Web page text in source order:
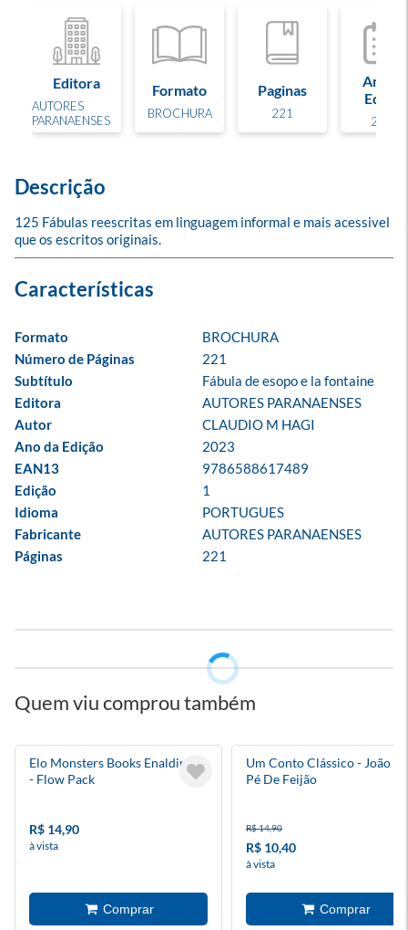
Editora
AUTORES
PARANAENSES
Formato
BROCHURA
Paginas
221
Ano de
Edição
2023
Descrição
125 Fábulas reescritas em linguagem informal e mais acessivel
que os escritos originais.
Formato
BROCHURA
Número de Páginas
221
Subtítulo
Fábula de esopo e la fontaine
Editora
AUTORES PARANAENSES
Autor
CLAUDIO M HAGI
Ano da Edição
2023
EAN13
9786588617489
Edição
1
Idioma
PORTUGUES
Fabricante
AUTORES PARANAENSES
Páginas
221
Quem viu comprou também
Elo Monsters Books Enaldinho
- Flow Pack
R$ 14,90
à vista
Um Conto Clássico - João E
Pé De Feijão
R$ 14,90
R$ 10,40
à vista